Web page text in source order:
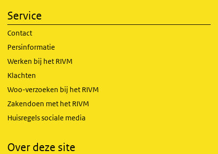
Service
Contact
Persinformatie
Werken bij het RIVM
Klachten
Woo-verzoeken bij het RIVM
Zakendoen met het RIVM
Huisregels sociale media
Over deze site